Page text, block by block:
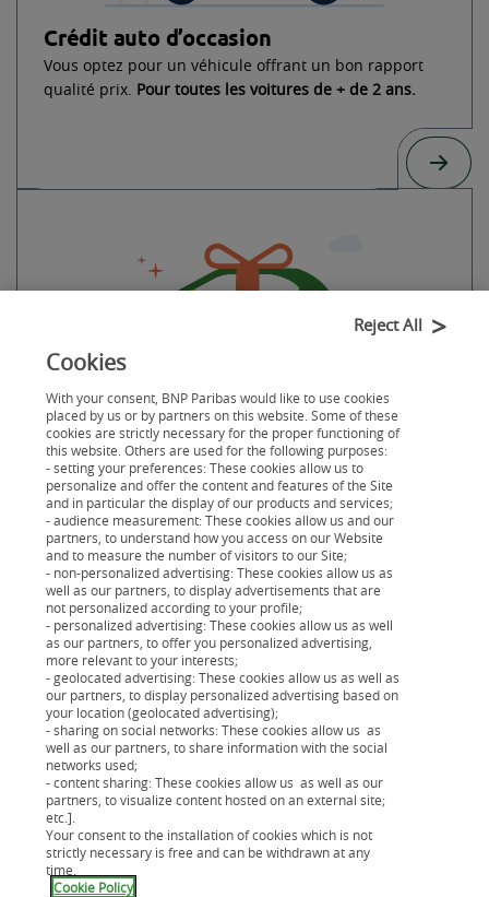
Crédit auto d’occasion
Vous optez pour un véhicule offrant un bon rapport
qualité prix. Pour toutes les voitures de + de 2 ans.
Vous financez la voiture qui vous fait plaisir avec des
mensualités adaptées à votre budget.Pour toutes les
voitures neuves ou de - de 2 ans.
Crédit mobilité durable
Vous pouvez conduire en mode éco-responsable, au
volant d’une voiture ou sur un 2 roues avec une
énergie plus propre grâce à notre solution de
financement.Pour les véhicules électriques ou
hybrides rechargeables
Cookies
With your consent, BNP Paribas would like to use cookies
placed by us or by partners on this website. Some of these
cookies are strictly necessary for the proper functioning of
this website. Others are used for the following purposes:
- setting your preferences: These cookies allow us to
personalize and offer the content and features of the Site
and in particular the display of our products and services;
- audience measurement: These cookies allow us and our
partners, to understand how you access on our Website
and to measure the number of visitors to our Site;
- non-personalized advertising: These cookies allow us as
well as our partners, to display advertisements that are
not personalized according to your profile;
- personalized advertising: These cookies allow us as well
as our partners, to offer you personalized advertising,
more relevant to your interests;
- geolocated advertising: These cookies allow us as well as
our partners, to display personalized advertising based on
your location (geolocated advertising);
- sharing on social networks: These cookies allow us as
well as our partners, to share information with the social
networks used;
- content sharing: These cookies allow us as well as our
partners, to visualize content hosted on an external site;
etc.].
Your consent to the installation of cookies which is not
strictly necessary is free and can be withdrawn at any
time.
Cookie Policy
Reject All